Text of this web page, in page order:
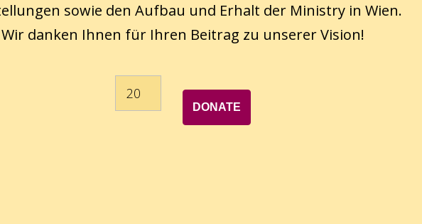
sowie den Aufbau und Erhalt der Ministry in Wien.
Wir danken Ihnen für Ihren Beitrag zu unserer Vision!